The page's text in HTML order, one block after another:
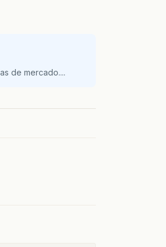
de mercado....